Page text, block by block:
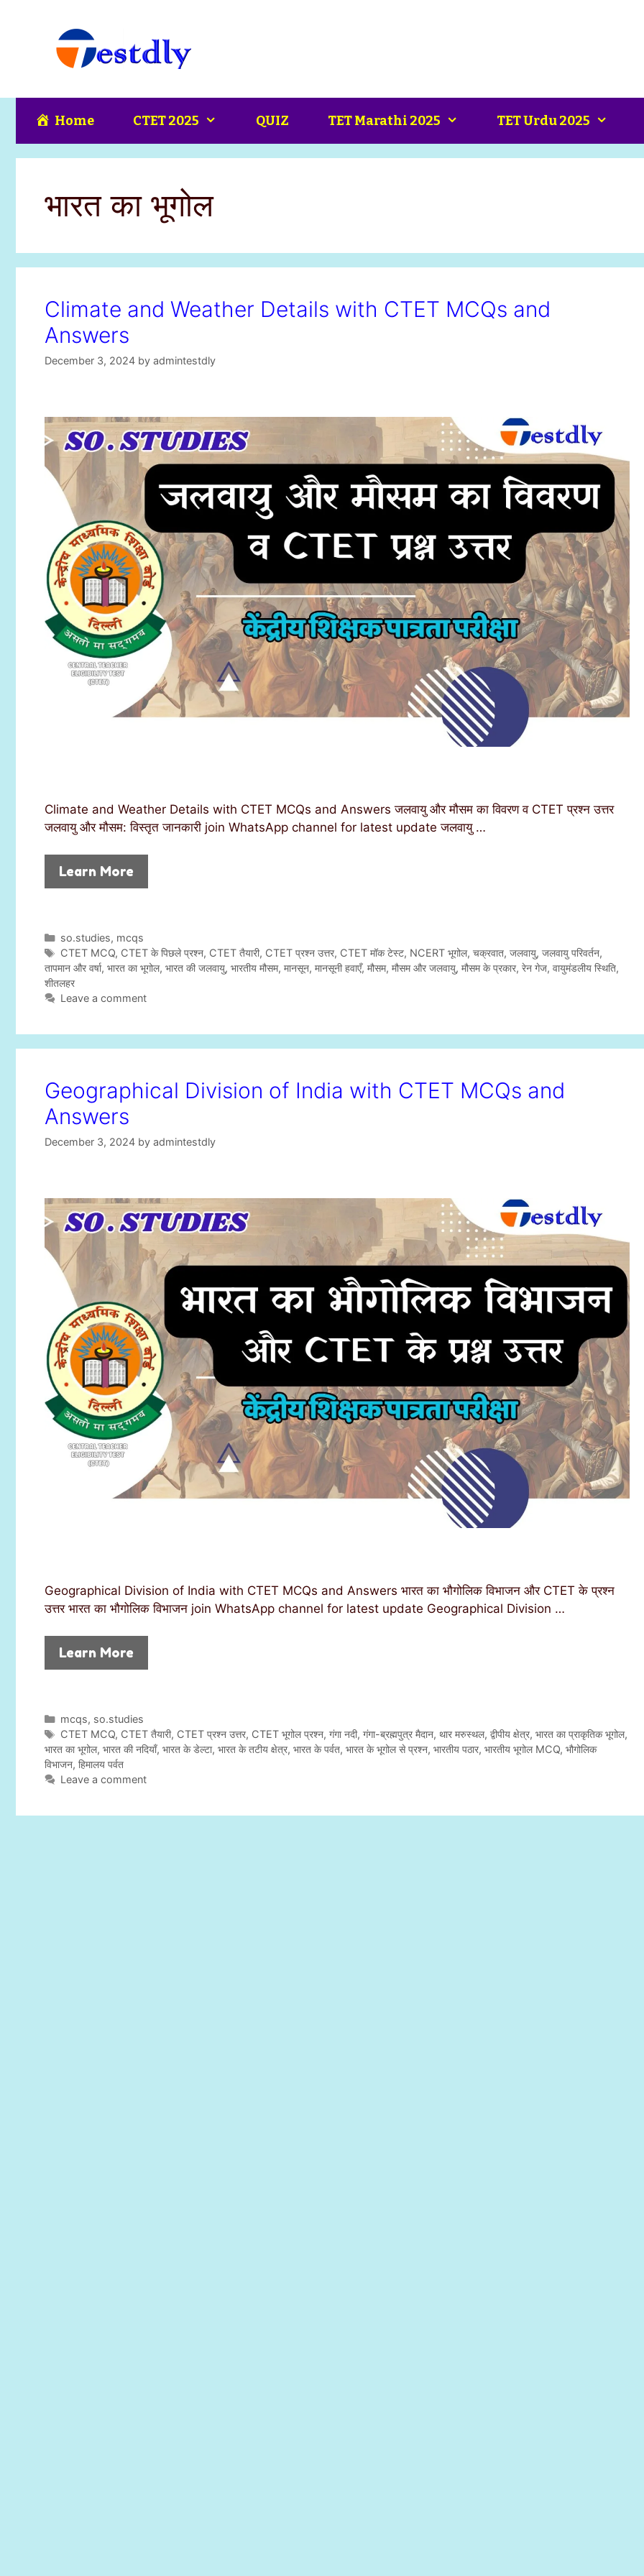
Home CTET 2025 QUIZ TET Marathi 2025 TET Urdu 2025
भारत का भूगोल
Climate and Weather Details with CTET MCQs and
Answers
December 3, 2024 by admintestdly
Climate and Weather Details with CTET MCQs and Answers जलवायु और मौसम का विवरण व CTET प्रश्न उत्तर
जलवायु और मौसम: विस्तृत जानकारी join WhatsApp channel for latest update जलवायु …
Learn More
C
a
t
e
g
so.studies, mcqs
T
a
g
s
CTET MCQ, CTET के पिछले प्रश्न, CTET तैयारी, CTET प्रश्न उत्तर, CTET मॉक टेस्ट, NCERT भूगोल, चक्रवात, जलवायु, जलवायु परिवर्तन,
तापमान और वर्षा, भारत का भूगोल, भारत की जलवायु, भारतीय मौसम, मानसून, मानसूनी हवाएँ, मौसम, मौसम और जलवायु, मौसम के प्रकार, रेन गेज, वायुमंडलीय स्थिति,
शीतलहर
Leave a comment
Geographical Division of India with CTET MCQs and
Answers
December 3, 2024 by admintestdly
Geographical Division of India with CTET MCQs and Answers भारत का भौगोलिक विभाजन और CTET के प्रश्न
उत्तर भारत का भौगोलिक विभाजन join WhatsApp channel for latest update Geographical Division …
Learn More
C
a
t
e
g
mcqs, so.studies
T
a
g
s
CTET MCQ, CTET तैयारी, CTET प्रश्न उत्तर, CTET भूगोल प्रश्न, गंगा नदी, गंगा-ब्रह्मपुत्र मैदान, थार मरुस्थल, द्वीपीय क्षेत्र, भारत का प्राकृतिक भूगोल,
भारत का भूगोल, भारत की नदियाँ, भारत के डेल्टा, भारत के तटीय क्षेत्र, भारत के पर्वत, भारत के भूगोल से प्रश्न, भारतीय पठार, भारतीय भूगोल MCQ, भौगोलिक
विभाजन, हिमालय पर्वत
Leave a comment